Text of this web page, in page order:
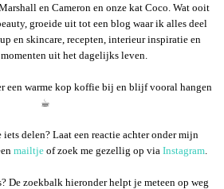
en Cameron en onze kat Coco. Wat ooit
groeide uit tot een blog waar ik alles deel
en skincare, recepten, interieur inspiratie en
uit het dagelijks leven.
een warme kop koffie bij en blijf vooral hangen
☕︎
delen? Laat een reactie achter onder mijn
mailtje of zoek me gezellig op via Instagram
De zoekbalk hieronder helpt je meteen op weg